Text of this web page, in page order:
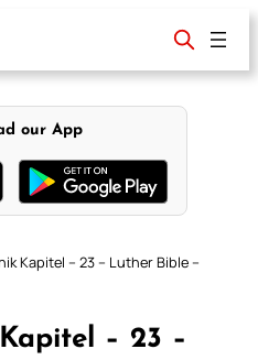
our App
Kapitel – 23 – Luther Bible –
– 23 –